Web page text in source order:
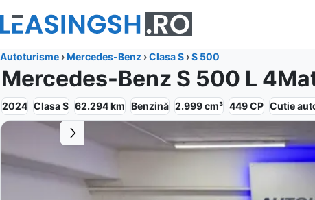
Autoturisme ›Mercedes-Benz ›Clasa S ›S 500
Mercedes-Benz S 500 L
2024 Clasa S 62.294km Benzină 2.999cm³ 449CP Cutie